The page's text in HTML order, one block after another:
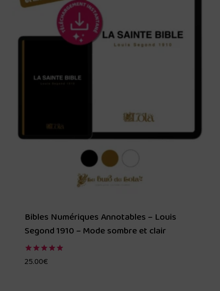
Bibles Numériques Annotables – Louis
Segond 1910 – Mode sombre et clair
Note
25.00€